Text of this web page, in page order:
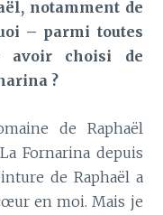
notamment de
– parmi toutes
avoir choisi de
?
de Raphaël
Fornarina depuis
de Raphaël a
en moi. Mais je